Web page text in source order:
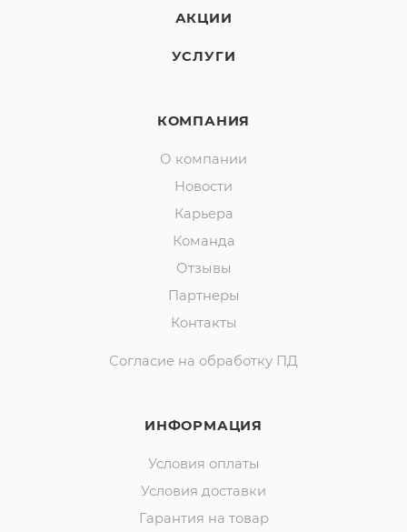
АКЦИИ
УСЛУГИ
КОМПАНИЯ
О компании
Новости
Карьера
Команда
Отзывы
Партнеры
Контакты
Согласие на обработку ПД
ИНФОРМАЦИЯ
Условия оплаты
Условия доставки
Гарантия на товар